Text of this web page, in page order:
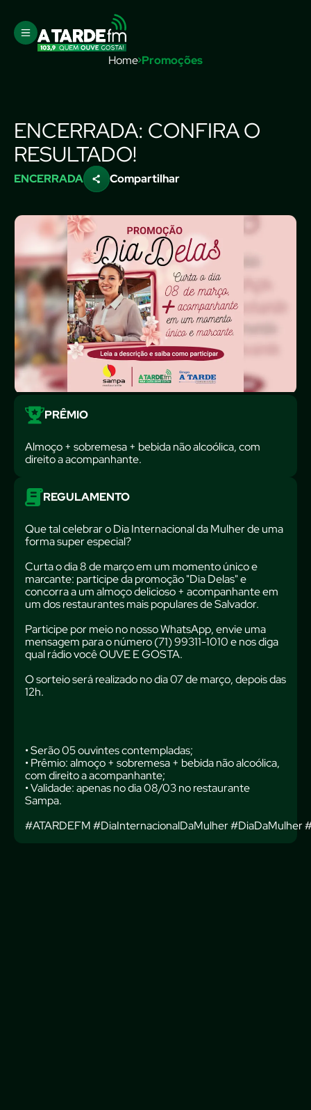
Home Promoções
ENCERRADA: CONFIRA O
RESULTADO!
ENCERRADA Compartilhar
PRÊMIO
Almoço + sobremesa + bebida não alcoólica, com
direito a acompanhante.
REGULAMENTO
Que tal celebrar o Dia Internacional da Mulher de uma
forma super especial?
Curta o dia 8 de março em um momento único e
marcante: participe da promoção "Dia Delas" e
concorra a um almoço delicioso + acompanhante em
um dos restaurantes mais populares de Salvador.
Participe por meio no nosso WhatsApp, envie uma
mensagem para o número (71) 99311-1010 e nos diga
qual rádio você OUVE E GOSTA.
O sorteio será realizado no dia 07 de março, depois das
12h.
• Serão 05 ouvintes contempladas;
• Prêmio: almoço + sobremesa + bebida não alcoólica,
com direito a acompanhante;
• Validade: apenas no dia 08/03 no restaurante
Sampa.
#ATARDEFM#DiaInternacionalDaMulher#DiaDaMulher